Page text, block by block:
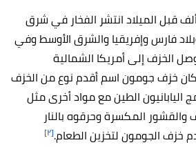
أعوام 18 ألف و12 ألف قبل الميلاد انتشر الفخار في شرق
فارس وإفريقيا والشرق الأوسط وفي
وصل الخزف إلى أمريكا الشمالية
كان خزف جومون اسم أقدم نوع من الخزف
اليابانيون الطين مع مواد أخرى مثل
والقشور المكسرة وحرقوه بالنار
خزف الجومون لتخزين الطعام.[٢]